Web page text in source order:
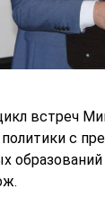
встреч
с